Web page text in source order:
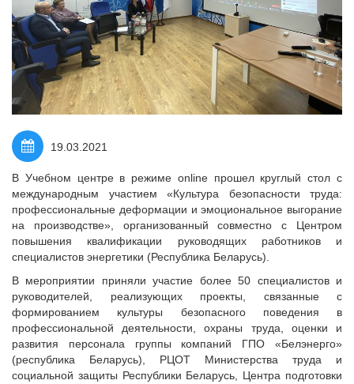
19.03.2021
В Учебном центре в режиме online прошел круглый стол с
международным участием «Культура безопасности труда:
профессиональные деформации и эмоциональное выгорание
на производстве», организованный совместно с Центром
повышения квалификации руководящих работников и
специалистов энергетики (Республика Беларусь).
В мероприятии приняли участие более 50 специалистов и
руководителей, реализующих проекты, связанные с
формированием культуры безопасного поведения в
профессиональной деятельности, охраны труда, оценки и
развития персонала группы компаний ГПО «Белэнерго»
(республика Беларусь), РЦОТ Министерства труда и
социальной защиты Республики Беларусь, Центра подготовки